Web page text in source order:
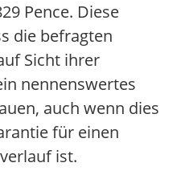
Pence. Diese
die befragten
Sicht ihrer
nennenswertes
auch wenn dies
für einen
ist.